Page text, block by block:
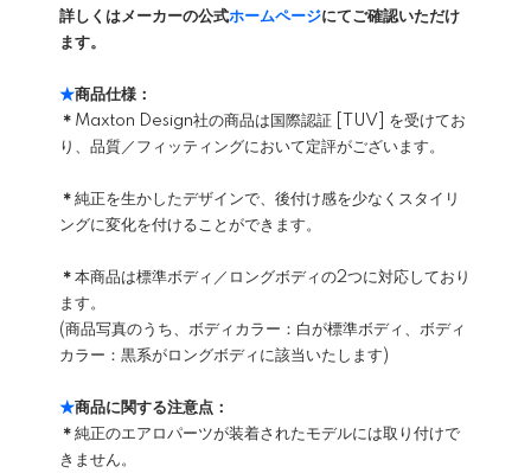
詳しくはメーカーの公式ホームページにてご確認いただけ
ます。
★商品仕様：
＊ Maxton Design社の商品は国際認証 [TUV] を受けてお
り、品質／フィッティングにおいて定評がございます。
＊ 純正を生かしたデザインで、後付け感を少なくスタイリ
ングに変化を付けることができます。
＊ 本商品は標準ボディ／ロングボディの2つに対応しており
ます。
(商品写真のうち、ボディカラー：白が標準ボディ、ボディ
カラー：黒系がロングボディに該当いたします)
★商品に関する注意点：
＊ 純正のエアロパーツが装着されたモデルには取り付けで
きません。